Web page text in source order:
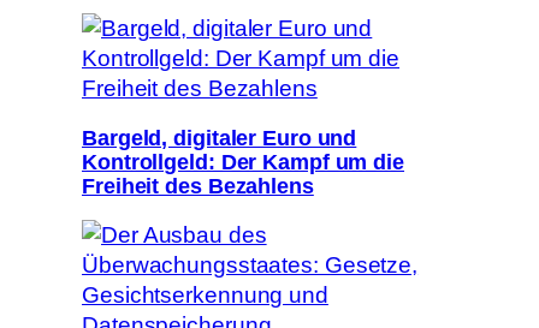
Bargeld, digitaler Euro und
Kontrollgeld: Der Kampf um die
Freiheit des Bezahlens